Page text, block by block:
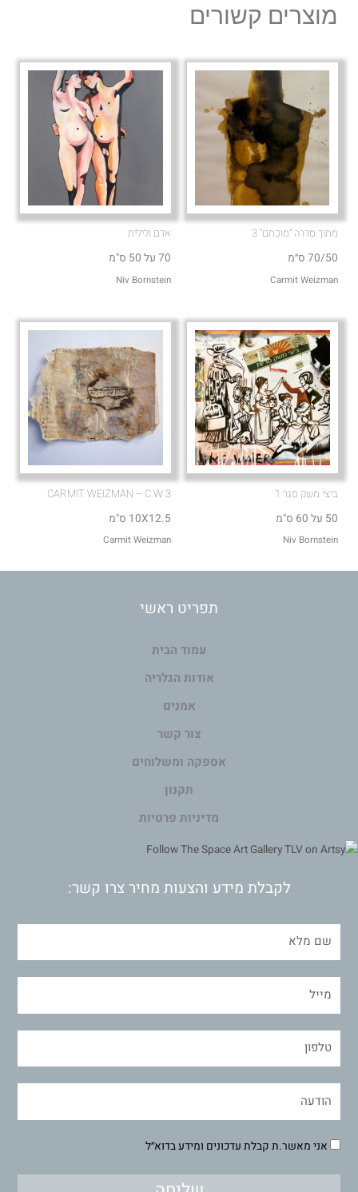
a
p
e
מוצרים קשורים
מתוך סדרה "מוכתם" 3
70/50 ס״מ
Carmit Weizman
אדם ולילית
70 על 50 ס"מ
Niv Bornstein
ביצי משק סגר 1
50 על 60 ס"מ
Niv Bornstein
CARMIT WEIZMAN – C.W 3
10X12.5 ס"מ
Carmit Weizman
תפריט ראשי
עמוד הבית
אודות הגלריה
אמנים
צור קשר
אספקה ומשלוחים
תקנון
מדיניות פרטיות
לקבלת מידע והצעות מחיר צרו קשר:
אני מאשר.ת קבלת עדכונים ומידע בדוא״ל